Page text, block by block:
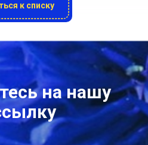
к списку
на нашу